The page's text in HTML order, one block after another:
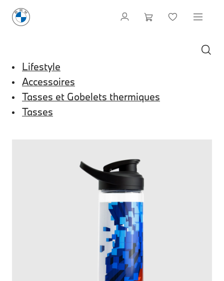
Lifestyle
Accessoires
Tasses et Gobelets thermiques
Tasses